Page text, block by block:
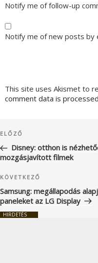
Notify me of follow-up
Notify me of new posts by
This site uses Akismet to
comment data is
navigáció
Korábbi
bejegyzés
ELŐZŐ
Disney: otthon is
mozgásjavított filmek
Következő
bejegyzés
KÖVETKEZŐ
Samsung: megállapodás
paneleket az LG Display
HIRDETÉS